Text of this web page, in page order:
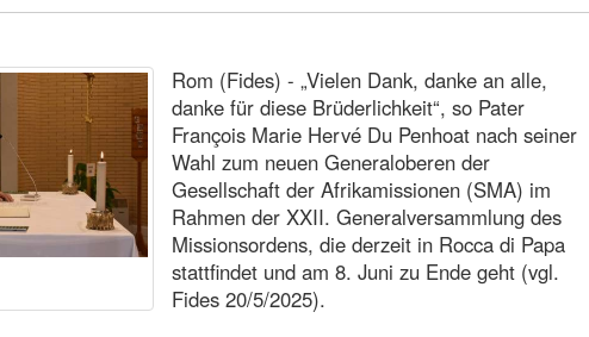
Rom (Fides) - „Vielen Dank, danke an alle,
danke für diese Brüderlichkeit“, so Pater
François Marie Hervé Du Penhoat nach seiner
Wahl zum neuen Generaloberen der
Gesellschaft der Afrikamissionen (SMA) im
Rahmen der XXII. Generalversammlung des
Missionsordens, die derzeit in Rocca di Papa
stattfindet und am 8. Juni zu Ende geht (vgl.
Fides 20/5/2025).